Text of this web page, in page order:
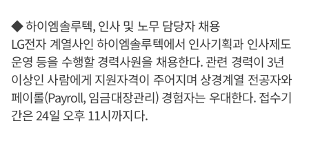
◆ 하이엠솔루텍, 인사 및 노무 담당자 채용
LG전자 계열사인 하이엠솔루텍에서 인사기획과 인사제도
운영 등을 수행할 경력사원을 채용한다. 관련 경력이 3년
이상인 사람에게 지원자격이 주어지며 상경계열 전공자와
페이롤(Payroll, 임금대장관리) 경험자는 우대한다. 접수기
간은 24일 오후 11시까지다.